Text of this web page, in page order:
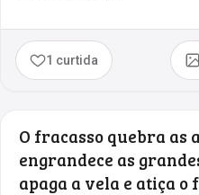
1 curtida
O fracasso quebra as
engrandece as
apaga a vela e atiça o